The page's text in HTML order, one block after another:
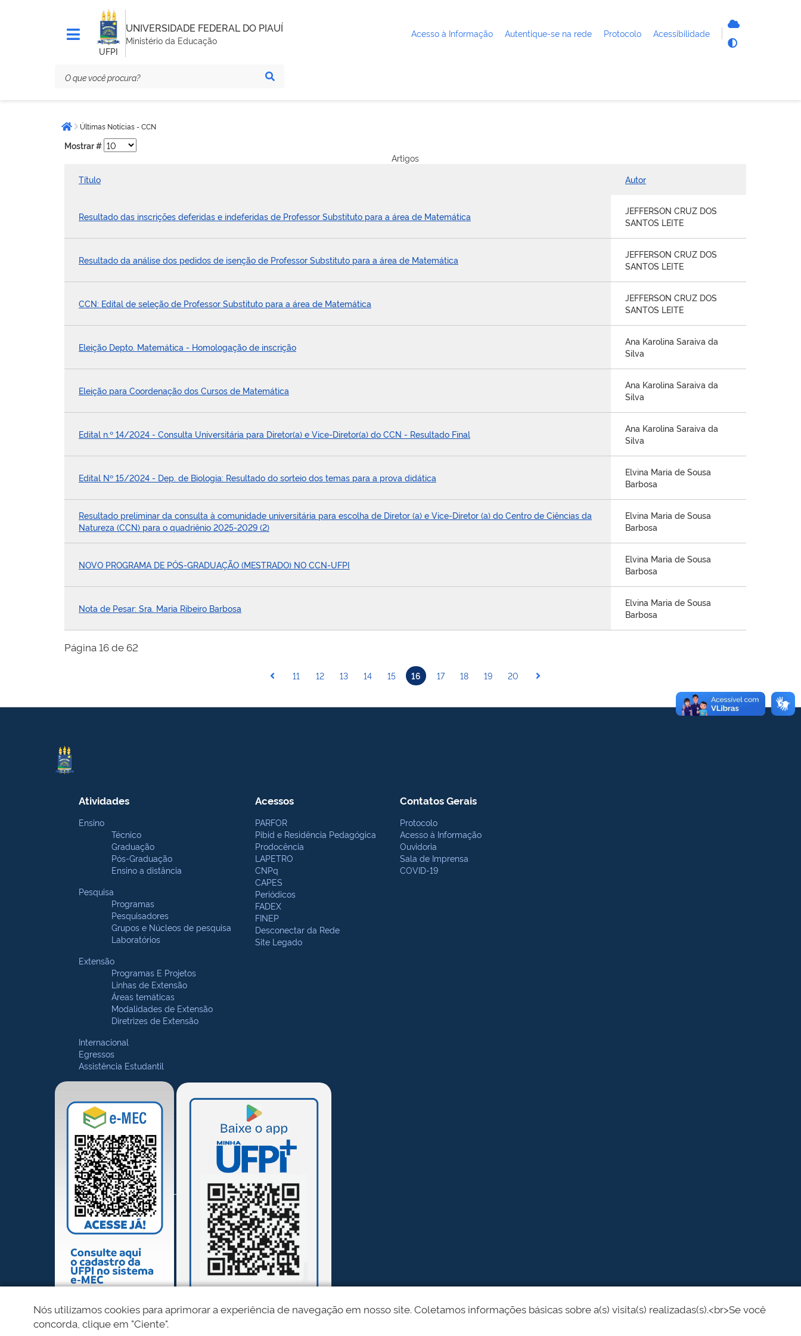
UFPI
UNIVERSIDADE FEDERAL DO PIAUÍ
Ministério da Educação
Acesso à Informação Autentique-se na rede Protocolo Acessibilidade
estáPágina inicial
Últimas Notícias - CCN
Mostrar #
Artigos
Título
Autor
Resultado das inscrições deferidas e indeferidas de Professor Substituto para a área de Matemática
JEFFERSON CRUZ DOS
SANTOS LEITE
Resultado da análise dos pedidos de isenção de Professor Substituto para a área de Matemática
JEFFERSON CRUZ DOS
SANTOS LEITE
CCN: Edital de seleção de Professor Substituto para a área de Matemática
JEFFERSON CRUZ DOS
SANTOS LEITE
Eleição Depto. Matemática - Homologação de inscrição
Ana Karolina Saraiva da
Silva
Eleição para Coordenação dos Cursos de Matemática
Ana Karolina Saraiva da
Silva
Edital n.º 14/2024 - Consulta Universitária para Diretor(a) e Vice-Diretor(a) do CCN - Resultado Final
Ana Karolina Saraiva da
Silva
Edital Nº 15/2024 - Dep. de Biologia: Resultado do sorteio dos temas para a prova didática
Elvina Maria de Sousa
Barbosa
Resultado preliminar da consulta à comunidade universitária para escolha de Diretor (a) e Vice-Diretor (a) do Centro de Ciências da
Natureza (CCN) para o quadriênio 2025-2029 (2)
Elvina Maria de Sousa
Barbosa
NOVO PROGRAMA DE PÓS-GRADUAÇÃO (MESTRADO) NO CCN-UFPI
Elvina Maria de Sousa
Barbosa
Nota de Pesar: Sra. Maria Ribeiro Barbosa
Elvina Maria de Sousa
Barbosa
Página 16 de 62
11 12 13 14 15 16 17 18 19 20
Atividades
Ensino
Técnico
Graduação
Pós-Graduação
Ensino a distância
Pesquisa
Programas
Pesquisadores
Grupos e Núcleos de pesquisa
Laboratórios
Extensão
Programas E Projetos
Linhas de Extensão
Áreas temáticas
Modalidades de Extensão
Diretrizes de Extensão
Internacional
Egressos
Assistência Estudantil
Acessos
PARFOR
Pibid e Residência Pedagógica
Prodocência
LAPETRO
CNPq
CAPES
Periódicos
FADEX
FINEP
Desconectar da Rede
Site Legado
Contatos Gerais
Protocolo
Acesso à Informação
Ouvidoria
Sala de Imprensa
COVID-19
Nós utilizamos cookies para aprimorar a experiência de navegação em nosso site. Coletamos informações básicas sobre a(s) visita(s) realizadas(s).<br>Se você
concorda, clique em "Ciente".